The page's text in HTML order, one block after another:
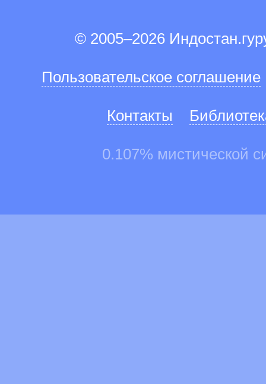
© 2005–2026
Пользовательское соглашение
Контакты
0.107% мистической